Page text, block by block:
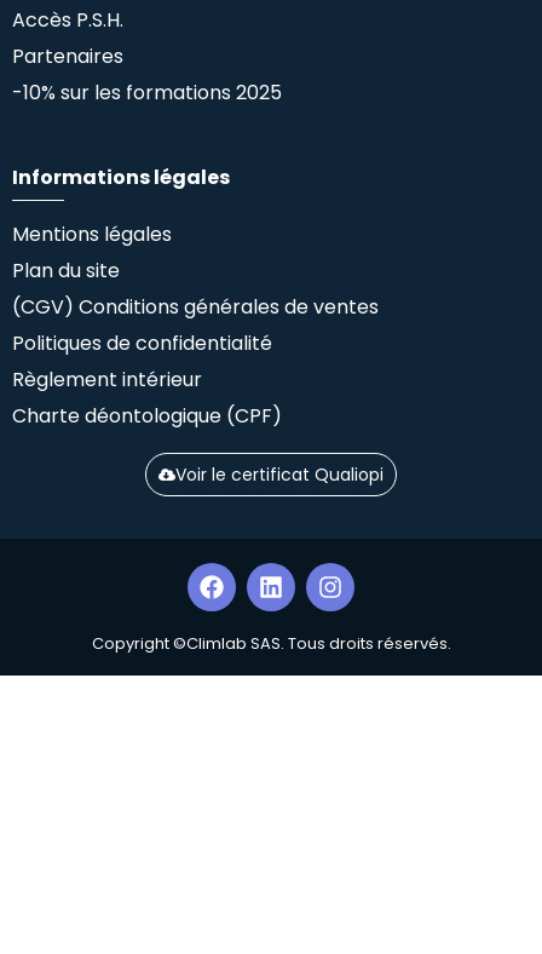
Accès P.S.H.
Partenaires
-10% sur les formations 2025
Informations légales
Mentions légales
Plan du site
(CGV) Conditions générales de ventes
Politiques de confidentialité
Règlement intérieur
Charte déontologique (CPF)
Voir le certificat Qualiopi
Copyright ©Climlab SAS. Tous droits réservés.